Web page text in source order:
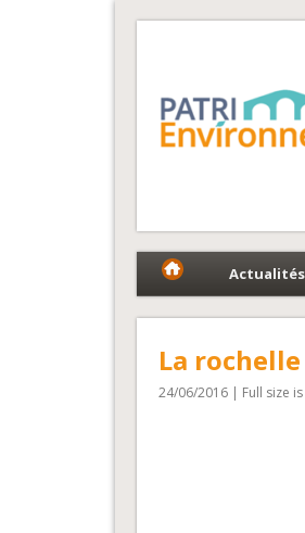
Actualités
La
24/06/2016 | Full size is